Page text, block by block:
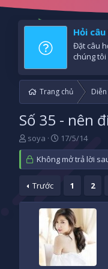
Hỏi
Đặt câu
chúng tôi
Trang chủ
Số 35 - nên
B
ắ
t
đ
u
soya
N
g
à
y
t
đ
ầ
u
17/5/14
Không mở trả lời
Trước 1 2